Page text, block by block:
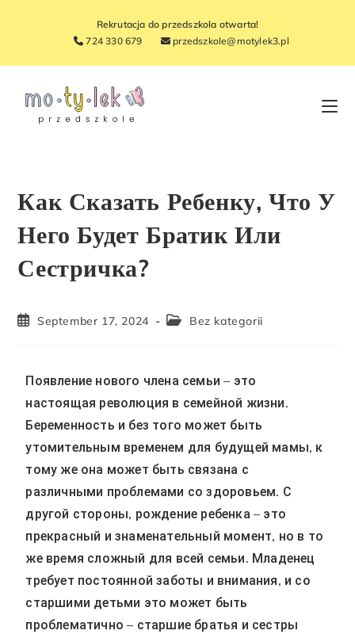
Rekrutacja do przedszkola otwarta!
724 330 679
przedszkole@motylek3.pl
Как Сказать Ребенку, Что У
Него Будет Братик Или
Сестричка?
September 17, 2024 Bez kategorii
Появление нового члена семьи – это
настоящая революция в семейной жизни.
Беременность и без того может быть
утомительным временем для будущей мамы, к
тому же она может быть связана с
различными проблемами со здоровьем. С
другой стороны, рождение ребенка – это
прекрасный и знаменательный момент, но в то
же время сложный для всей семьи. Младенец
требует постоянной заботы и внимания, и со
старшими детьми это может быть
проблематично – старшие братья и сестры